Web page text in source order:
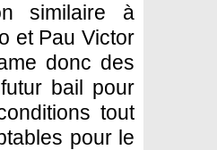
similaire à
et Pau Victor
donc des
bail pour
tout
pour le